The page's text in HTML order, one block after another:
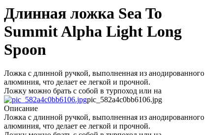
Длинная ложка Sea To
Summit Alpha Light Long
Spoon
Ложка с длинной ручкой, выполненная из анодированного
алюминия, что делает ее легкой и прочной.
Ложку можно брать с собой в турпоход или на
pic_582a4c0bb6106.jpg
Описание
Ложка с длинной ручкой, выполненная из анодированного
алюминия, что делает ее легкой и прочной.